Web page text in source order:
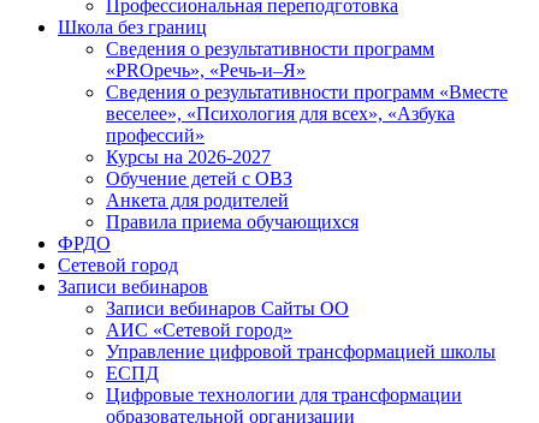
Профессиональная переподготовка
Школа без границ
Сведения о результативности программ
«PROречь», «Речь-и–Я»
Сведения о результативности программ «Вместе
веселее», «Психология для всех», «Азбука
профессий»
Курсы на 2026-2027
Обучение детей с ОВЗ
Анкета для родителей
Правила приема обучающихся
ФРДО
Сетевой город
Записи вебинаров
Записи вебинаров Сайты ОО
АИС «Сетевой город»
Управление цифровой трансформацией школы
ЕСПД
Цифровые технологии для трансформации
образовательной организации